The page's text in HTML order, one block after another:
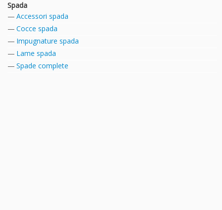
Spada
Accessori spada
Cocce spada
Impugnature spada
Lame spada
Spade complete